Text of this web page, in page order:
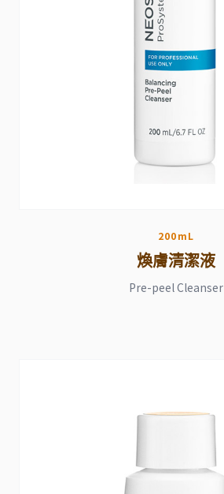
200mL
煥膚清潔液
Pre-peel Cleanser